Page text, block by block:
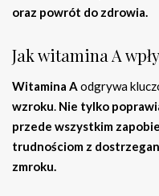
oraz powrót do zdrowia.
Jak witamina A
Witamina A odgrywa
wzroku. Nie tylko
przede wszystkim
trudnościom z
zmroku.